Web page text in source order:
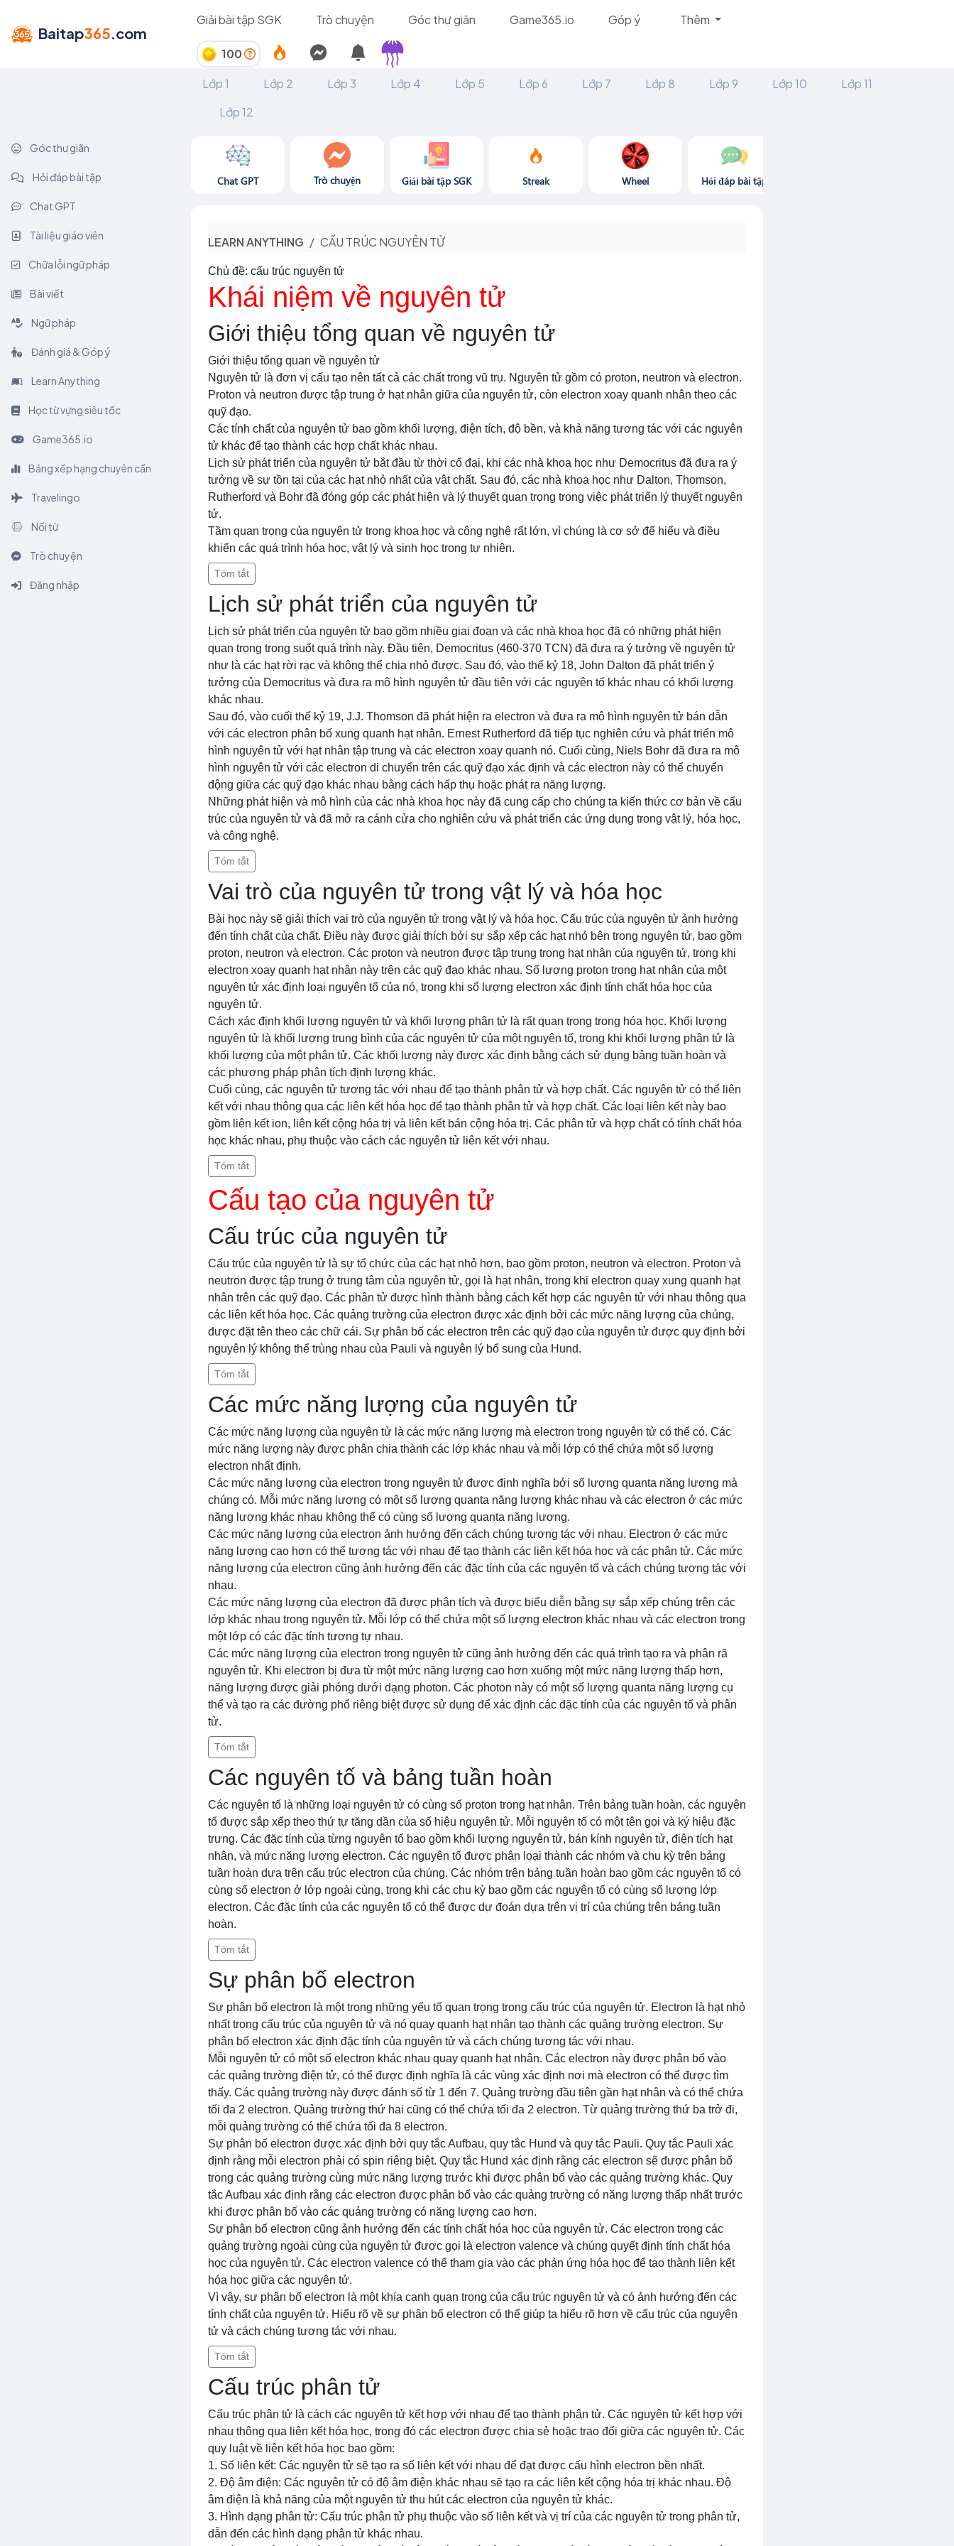
Baitap365.com
Giải bài tập SGK Trò chuyện Góc thư giãn Game365.io Góp ý Thêm
100
Lớp 1
Lớp 2 Lớp 3 Lớp 4 Lớp 5 Lớp 6 Lớp 7 Lớp 8 Lớp 9 Lớp 10
Lớp 11
Lớp 12
Góc thư giãn
Hỏi đáp bài tập
Chat GPT
Tài liệu giáo viên
Chữa lỗi ngữ pháp
Bài viết
Ngữ pháp
Đánh giá & Góp ý
Learn Anything
Học từ vựng siêu tốc
Game365.io
Bảng xếp hạng chuyên cần
Travelingo
Nối từ
Trò chuyện
Đăng nhập
Chat GPT Trò chuyện Giải bài tập SGK Streak Wheel Hỏi đáp bài tập
LEARN ANYTHING CẤU TRÚC NGUYÊN TỬ
Chủ đề: cấu trúc nguyên tử
Khái niệm về nguyên tử
Giới thiệu tổng quan về nguyên tử
Giới thiệu tổng quan về nguyên tử
Nguyên tử là đơn vị cấu tạo nên tất cả các chất trong vũ trụ. Nguyên tử gồm có proton, neutron và electron.
Proton và neutron được tập trung ở hạt nhân giữa của nguyên tử, còn electron xoay quanh nhân theo các
quỹ đạo.
Các tính chất của nguyên tử bao gồm khối lượng, điện tích, độ bền, và khả năng tương tác với các nguyên
tử khác để tạo thành các hợp chất khác nhau.
Lịch sử phát triển của nguyên tử bắt đầu từ thời cổ đại, khi các nhà khoa học như Democritus đã đưa ra ý
tưởng về sự tồn tại của các hạt nhỏ nhất của vật chất. Sau đó, các nhà khoa học như Dalton, Thomson,
Rutherford và Bohr đã đóng góp các phát hiện và lý thuyết quan trọng trong việc phát triển lý thuyết nguyên
tử.
Tầm quan trọng của nguyên tử trong khoa học và công nghệ rất lớn, vì chúng là cơ sở để hiểu và điều
khiển các quá trình hóa học, vật lý và sinh học trong tự nhiên.
Tóm tắt
Lịch sử phát triển của nguyên tử
Lịch sử phát triển của nguyên tử bao gồm nhiều giai đoạn và các nhà khoa học đã có những phát hiện
quan trọng trong suốt quá trình này. Đầu tiên, Democritus (460-370 TCN) đã đưa ra ý tưởng về nguyên tử
như là các hạt rời rạc và không thể chia nhỏ được. Sau đó, vào thế kỷ 18, John Dalton đã phát triển ý
tưởng của Democritus và đưa ra mô hình nguyên tử đầu tiên với các nguyên tố khác nhau có khối lượng
khác nhau.
Sau đó, vào cuối thế kỷ 19, J.J. Thomson đã phát hiện ra electron và đưa ra mô hình nguyên tử bán dẫn
với các electron phân bố xung quanh hạt nhân. Ernest Rutherford đã tiếp tục nghiên cứu và phát triển mô
hình nguyên tử với hạt nhân tập trung và các electron xoay quanh nó. Cuối cùng, Niels Bohr đã đưa ra mô
hình nguyên tử với các electron di chuyển trên các quỹ đạo xác định và các electron này có thể chuyển
động giữa các quỹ đạo khác nhau bằng cách hấp thụ hoặc phát ra năng lượng.
Những phát hiện và mô hình của các nhà khoa học này đã cung cấp cho chúng ta kiến ​​thức cơ bản về cấu
trúc của nguyên tử và đã mở ra cánh cửa cho nghiên cứu và phát triển các ứng dụng trong vật lý, hóa học,
và công nghệ.
Tóm tắt
Vai trò của nguyên tử trong vật lý và hóa học
Bài học này sẽ giải thích vai trò của nguyên tử trong vật lý và hóa học. Cấu trúc của nguyên tử ảnh hưởng
đến tính chất của chất. Điều này được giải thích bởi sự sắp xếp các hạt nhỏ bên trong nguyên tử, bao gồm
proton, neutron và electron. Các proton và neutron được tập trung trong hạt nhân của nguyên tử, trong khi
electron xoay quanh hạt nhân này trên các quỹ đạo khác nhau. Số lượng proton trong hạt nhân của một
nguyên tử xác định loại nguyên tố của nó, trong khi số lượng electron xác định tính chất hóa học của
nguyên tử.
Cách xác định khối lượng nguyên tử và khối lượng phân tử là rất quan trọng trong hóa học. Khối lượng
nguyên tử là khối lượng trung bình của các nguyên tử của một nguyên tố, trong khi khối lượng phân tử là
khối lượng của một phân tử. Các khối lượng này được xác định bằng cách sử dụng bảng tuần hoàn và
các phương pháp phân tích định lượng khác.
Cuối cùng, các nguyên tử tương tác với nhau để tạo thành phân tử và hợp chất. Các nguyên tử có thể liên
kết với nhau thông qua các liên kết hóa học để tạo thành phân tử và hợp chất. Các loại liên kết này bao
gồm liên kết ion, liên kết cộng hóa trị và liên kết bán cộng hóa trị. Các phân tử và hợp chất có tính chất hóa
học khác nhau, phụ thuộc vào cách các nguyên tử liên kết với nhau.
Tóm tắt
Cấu tạo của nguyên tử
Cấu trúc của nguyên tử
Cấu trúc của nguyên tử là sự tổ chức của các hạt nhỏ hơn, bao gồm proton, neutron và electron. Proton và
neutron được tập trung ở trung tâm của nguyên tử, gọi là hạt nhân, trong khi electron quay xung quanh hạt
nhân trên các quỹ đạo. Các phân tử được hình thành bằng cách kết hợp các nguyên tử với nhau thông qua
các liên kết hóa học. Các quảng trường của electron được xác định bởi các mức năng lượng của chúng,
được đặt tên theo các chữ cái. Sự phân bố các electron trên các quỹ đạo của nguyên tử được quy định bởi
nguyên lý không thể trùng nhau của Pauli và nguyên lý bổ sung của Hund.
Tóm tắt
Các mức năng lượng của nguyên tử
Các mức năng lượng của nguyên tử là các mức năng lượng mà electron trong nguyên tử có thể có. Các
mức năng lượng này được phân chia thành các lớp khác nhau và mỗi lớp có thể chứa một số lượng
electron nhất định.
Các mức năng lượng của electron trong nguyên tử được định nghĩa bởi số lượng quanta năng lượng mà
chúng có. Mỗi mức năng lượng có một số lượng quanta năng lượng khác nhau và các electron ở các mức
năng lượng khác nhau không thể có cùng số lượng quanta năng lượng.
Các mức năng lượng của electron ảnh hưởng đến cách chúng tương tác với nhau. Electron ở các mức
năng lượng cao hơn có thể tương tác với nhau để tạo thành các liên kết hóa học và các phân tử. Các mức
năng lượng của electron cũng ảnh hưởng đến các đặc tính của các nguyên tố và cách chúng tương tác với
nhau.
Các mức năng lượng của electron đã được phân tích và được biểu diễn bằng sự sắp xếp chúng trên các
lớp khác nhau trong nguyên tử. Mỗi lớp có thể chứa một số lượng electron khác nhau và các electron trong
một lớp có các đặc tính tương tự nhau.
Các mức năng lượng của electron trong nguyên tử cũng ảnh hưởng đến các quá trình tạo ra và phân rã
nguyên tử. Khi electron bị đưa từ một mức năng lượng cao hơn xuống một mức năng lượng thấp hơn,
năng lượng được giải phóng dưới dạng photon. Các photon này có một số lượng quanta năng lượng cụ
thể và tạo ra các đường phổ riêng biệt được sử dụng để xác định các đặc tính của các nguyên tố và phân
tử.
Tóm tắt
Các nguyên tố và bảng tuần hoàn
Các nguyên tố là những loại nguyên tử có cùng số proton trong hạt nhân. Trên bảng tuần hoàn, các nguyên
tố được sắp xếp theo thứ tự tăng dần của số hiệu nguyên tử. Mỗi nguyên tố có một tên gọi và ký hiệu đặc
trưng. Các đặc tính của từng nguyên tố bao gồm khối lượng nguyên tử, bán kính nguyên tử, điện tích hạt
nhân, và mức năng lượng electron. Các nguyên tố được phân loại thành các nhóm và chu kỳ trên bảng
tuần hoàn dựa trên cấu trúc electron của chúng. Các nhóm trên bảng tuần hoàn bao gồm các nguyên tố có
cùng số electron ở lớp ngoài cùng, trong khi các chu kỳ bao gồm các nguyên tố có cùng số lượng lớp
electron. Các đặc tính của các nguyên tố có thể được dự đoán dựa trên vị trí của chúng trên bảng tuần
hoàn.
Tóm tắt
Sự phân bố electron
Sự phân bố electron là một trong những yếu tố quan trọng trong cấu trúc của nguyên tử. Electron là hạt nhỏ
nhất trong cấu trúc của nguyên tử và nó quay quanh hạt nhân tạo thành các quảng trường electron. Sự
phân bố electron xác định đặc tính của nguyên tử và cách chúng tương tác với nhau.
Mỗi nguyên tử có một số electron khác nhau quay quanh hạt nhân. Các electron này được phân bố vào
các quảng trường điện tử, có thể được định nghĩa là các vùng xác định nơi mà electron có thể được tìm
thấy. Các quảng trường này được đánh số từ 1 đến 7. Quảng trường đầu tiên gần hạt nhân và có thể chứa
tối đa 2 electron. Quảng trường thứ hai cũng có thể chứa tối đa 2 electron. Từ quảng trường thứ ba trở đi,
mỗi quảng trường có thể chứa tối đa 8 electron.
Sự phân bố electron được xác định bởi quy tắc Aufbau, quy tắc Hund và quy tắc Pauli. Quy tắc Pauli xác
định rằng mỗi electron phải có spin riêng biệt. Quy tắc Hund xác định rằng các electron sẽ được phân bố
trong các quảng trường cùng mức năng lượng trước khi được phân bố vào các quảng trường khác. Quy
tắc Aufbau xác định rằng các electron được phân bố vào các quảng trường có năng lượng thấp nhất trước
khi được phân bố vào các quảng trường có năng lượng cao hơn.
Sự phân bố electron cũng ảnh hưởng đến các tính chất hóa học của nguyên tử. Các electron trong các
quảng trường ngoài cùng của nguyên tử được gọi là electron valence và chúng quyết định tính chất hóa
học của nguyên tử. Các electron valence có thể tham gia vào các phản ứng hóa học để tạo thành liên kết
hóa học giữa các nguyên tử.
Vì vậy, sự phân bố electron là một khía cạnh quan trọng của cấu trúc nguyên tử và có ảnh hưởng đến các
tính chất của nguyên tử. Hiểu rõ về sự phân bố electron có thể giúp ta hiểu rõ hơn về cấu trúc của nguyên
tử và cách chúng tương tác với nhau.
Tóm tắt
Cấu trúc phân tử
Cấu trúc phân tử là cách các nguyên tử kết hợp với nhau để tạo thành phân tử. Các nguyên tử kết hợp với
nhau thông qua liên kết hóa học, trong đó các electron được chia sẻ hoặc trao đổi giữa các nguyên tử. Các
quy luật về liên kết hóa học bao gồm:
1. Số liên kết: Các nguyên tử sẽ tạo ra số liên kết với nhau để đạt được cấu hình electron bền nhất.
2. Độ âm điện: Các nguyên tử có độ âm điện khác nhau sẽ tạo ra các liên kết cộng hóa trị khác nhau. Độ
âm điện là khả năng của một nguyên tử thu hút các electron của nguyên tử khác.
3. Hình dạng phân tử: Cấu trúc phân tử phụ thuộc vào số liên kết và vị trí của các nguyên tử trong phân tử,
dẫn đến các hình dạng phân tử khác nhau.